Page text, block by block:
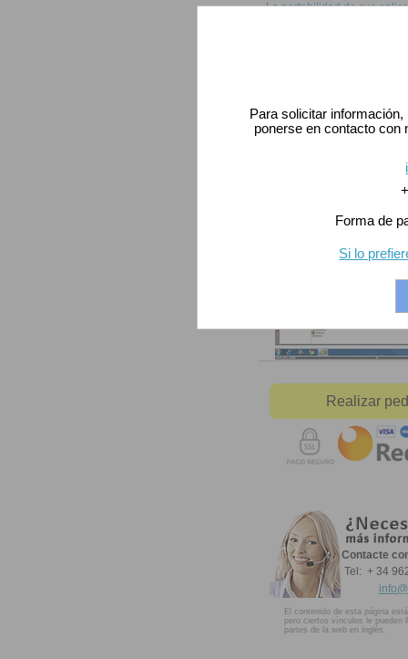
La portabilidad de sus
WEBDEV
Videos técnicos
Realizar
El contenido de esta página
pero ciertos vínculos le pueden
partes de la web en inglés.
Contacte
Tel: + 34
Para solicitar
ponerse en contacto con
Forma de
Si lo